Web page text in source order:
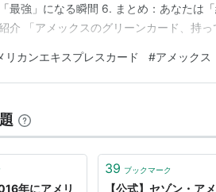
最強」になる瞬間 6. まとめ：あなたは
介 「アメックスのグリーンカード、持
の花」というイメージがありましたが、
貯まるか」という経済…
リカンエキスプレスカード #アメックス
年にアメリ
39 ブックマーク
【公式】セゾン・ア